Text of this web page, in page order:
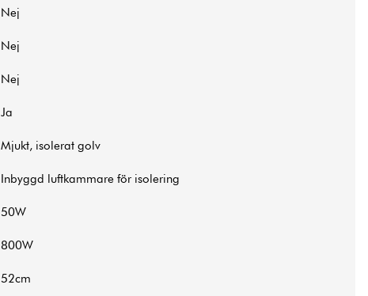
Nej
Nej
Nej
Ja
Mjukt, isolerat golv
Inbyggd luftkammare för isolering
50W
800W
52cm